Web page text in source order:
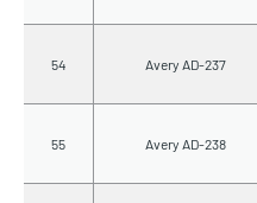
54 Avery AD-237
55 Avery AD-238